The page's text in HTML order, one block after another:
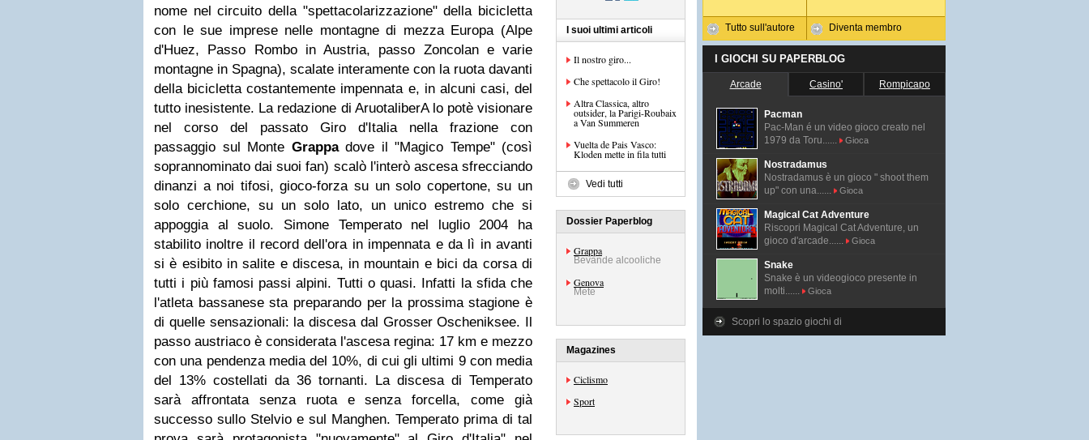
nome nel circuito della "spettacolarizzazione" della bicicletta
con le sue imprese nelle montagne di mezza Europa (Alpe
d'Huez, Passo Rombo in Austria, passo Zoncolan e varie
montagne in Spagna), scalate interamente con la ruota davanti
della bicicletta costantemente impennata e, in alcuni casi, del
tutto inesistente. La redazione di AruotaliberA lo potè visionare
nel corso del passato Giro d'Italia nella frazione con
passaggio sul Monte Grappadove il "Magico Tempe" (così
soprannominato dai suoi fan) scalò l'interò ascesa sfrecciando
dinanzi a noi tifosi, gioco-forza su un solo copertone, su un
solo cerchione, su un solo lato, un unico estremo che si
appoggia al suolo. Simone Temperato nel luglio 2004 ha
stabilito inoltre il record dell'ora in impennata e da lì in avanti
si è esibito in salite e discesa, in mountain e bici da corsa di
tutti i più famosi passi alpini. Tutti o quasi. Infatti la sfida che
l'atleta bassanese sta preparando per la prossima stagione è
di quelle sensazionali: la discesa dal Grosser Oscheniksee. Il
passo austriaco è considerata l'ascesa regina: 17 km e mezzo
con una pendenza media del 10%, di cui gli ultimi 9 con media
del 13% costellati da 36 tornanti. La discesa di Temperato
sarà affrontata senza ruota e senza forcella, come già
successo sullo Stelvio e sul Manghen. Temperato prima di tal
I suoi ultimi articoli
Il nostro giro...
Che spettacolo il Giro!
Altra Classica, altro
outsider, la Parigi-Roubaix
a Van Summeren
Vuelta de Pais Vasco:
Kloden mette in fila tutti
Vedi tutti
Dossier Paperblog
Grappa
Bevande alcooliche
Genova
Mete
Magazines
Ciclismo
Sport
Tutto sull'autore Diventa membro
I GIOCHI SU PAPERBLOG
Arcade Casino' Rompicapo
Pacman
Pac-Man é un video gioco creato nel
1979 da Toru......
Gioca
Nostradamus
Nostradamus è un gioco " shoot them
up" con una......
Gioca
Magical Cat Adventure
Riscopri Magical Cat Adventure, un
gioco d'arcade......
Gioca
Snake
Snake è un videogioco presente in
molti......
Gioca
Scopri lo spazio giochi di